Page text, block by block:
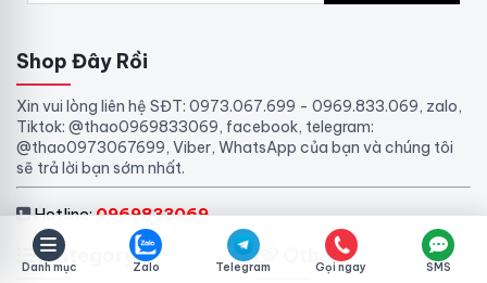
Shop Đây Rồi
Xin vui lòng liên hệ SĐT: 0973.067.699 - 0969.833.069, zalo,
Tiktok: @thao0969833069, facebook, telegram:
@thao0973067699, Viber, WhatsApp của bạn và chúng tôi
sẽ trả lời bạn sớm nhất.
Hotline:0969833069
Category Other
Danh mục Zalo Telegram Gọi ngay SMS